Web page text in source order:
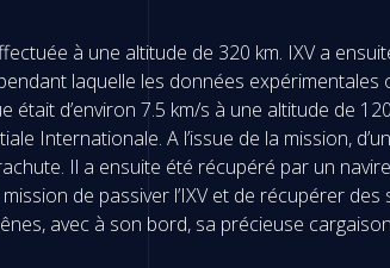
à une altitude de 320 km. IXV a
laquelle les données
était d’environ 7.5 km/s à une altitude de
Internationale. A l’issue de la mission,
Il a ensuite été récupéré par un
de passiver l’IXV et de récupérer
avec à son bord, sa précieuse